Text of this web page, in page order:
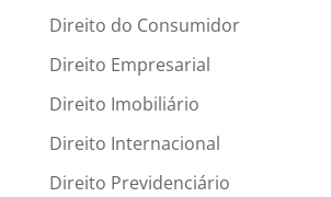
Direito do Consumidor
Direito Empresarial
Direito Imobiliário
Direito Internacional
Direito Previdenciário